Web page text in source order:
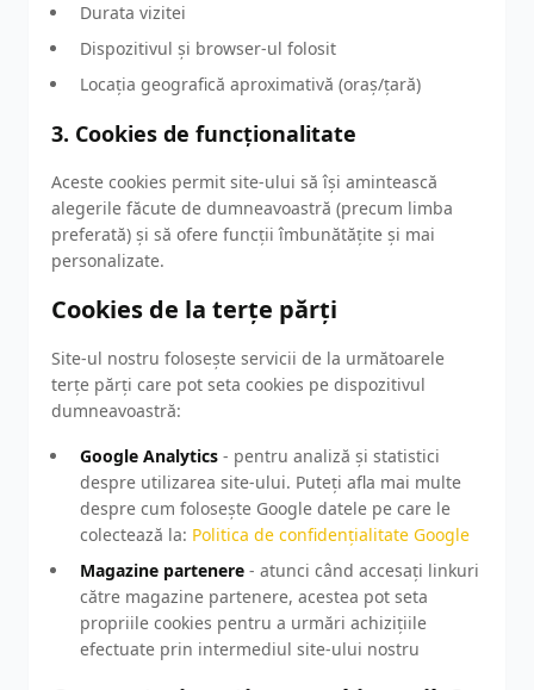
Durata vizitei
Dispozitivul și browser-ul folosit
Locația geografică aproximativă (oraș/țară)
3. Cookies de funcționalitate
Aceste cookies permit site-ului să își amintească
alegerile făcute de dumneavoastră (precum limba
preferată) și să ofere funcții îmbunătățite și mai
personalizate.
Cookies de la terțe părți
Site-ul nostru folosește servicii de la următoarele
terțe părți care pot seta cookies pe dispozitivul
dumneavoastră:
Google Analytics - pentru analiză și statistici
despre utilizarea site-ului. Puteți afla mai multe
despre cum folosește Google datele pe care le
colectează la: Politica de confidențialitate Google
Magazine partenere - atunci când accesați linkuri
către magazine partenere, acestea pot seta
propriile cookies pentru a urmări achizițiile
efectuate prin intermediul site-ului nostru